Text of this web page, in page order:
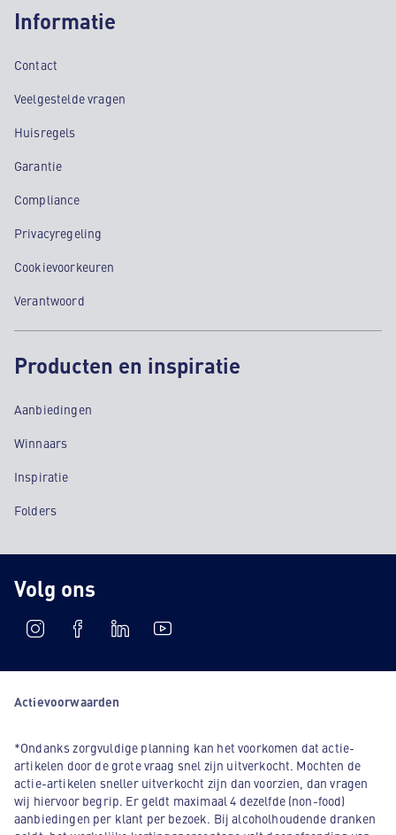
Informatie
Contact
Veelgestelde vragen
Huisregels
Garantie
Compliance
Privacyregeling
Cookievoorkeuren
Verantwoord
Producten en inspiratie
Aanbiedingen
Winnaars
Inspiratie
Folders
Volg ons
Actievoorwaarden
*Ondanks zorgvuldige planning kan het voorkomen dat actie-
artikelen door de grote vraag snel zijn uitverkocht. Mochten de
actie-artikelen sneller uitverkocht zijn dan voorzien, dan vragen
wij hiervoor begrip. Er geldt maximaal 4 dezelfde (non-food)
aanbiedingen per klant per bezoek. Bij alcoholhoudende dranken